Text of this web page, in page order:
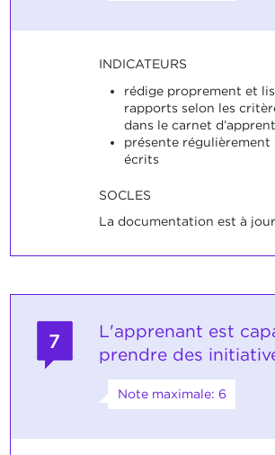
INDICATEURS
rédige proprement et
rapports selon les
dans le carnet
présente régulièrement
écrits
SOCLES
La documentation est à
7
L'apprenant est
prendre des
Note maximale: 6